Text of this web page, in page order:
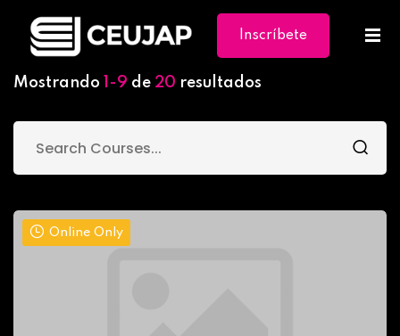
Inscríbete
Mostrando 1-9 de 20 resultados
Online Only